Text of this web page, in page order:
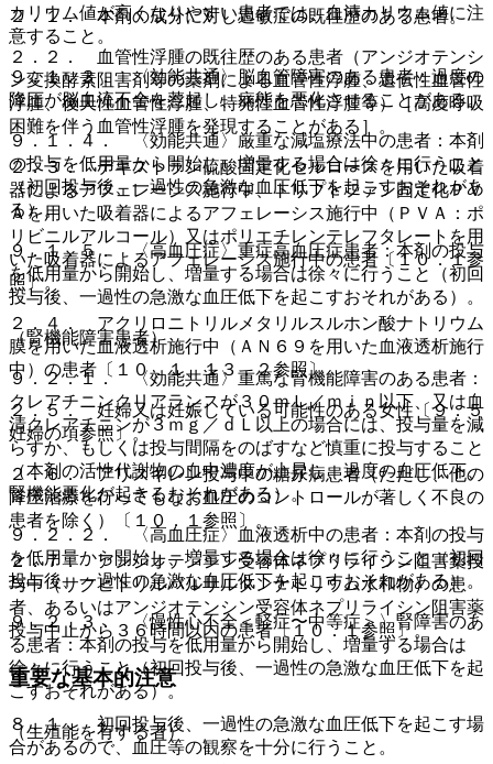
カリウム値が高くなりやすい患者では、血清カリウム値に注
意すること。
９．１．３． 〈効能共通〉脳血管障害のある患者：過度の
降圧が脳血流不全を惹起し、病態を悪化させることがある。
９．１．４． 〈効能共通〉厳重な減塩療法中の患者：本剤
の投与を低用量から開始し、増量する場合は徐々に行うこと
（初回投与後、一過性の急激な血圧低下を起こすおそれがあ
る）。
９．１．５． 〈高血圧症〉重症高血圧症患者：本剤の投与
を低用量から開始し、増量する場合は徐々に行うこと（初回
投与後、一過性の急激な血圧低下を起こすおそれがある）。
（腎機能障害患者）
９．２．１． 〈効能共通〉重篤な腎機能障害のある患者：
クレアチニンクリアランスが３０ｍＬ／ｍｉｎ以下、又は血
清クレアチニンが３ｍｇ／ｄＬ以上の場合には、投与量を減
らすか、もしくは投与間隔をのばすなど慎重に投与すること
（本剤の活性代謝物の血中濃度が上昇し、過度の血圧低下、
腎機能悪化が起きるおそれがある）。
９．２．２． 〈高血圧症〉血液透析中の患者：本剤の投与
を低用量から開始し、増量する場合は徐々に行うこと（初回
投与後、一過性の急激な血圧低下を起こすおそれがある）。
９．２．３． 〈慢性心不全＜軽症〜中等症＞〉腎障害のあ
る患者：本剤の投与を低用量から開始し、増量する場合は
徐々に行うこと（初回投与後、一過性の急激な血圧低下を起
こすおそれがある）。
（生殖能を有する者）
２．１． 本剤の成分に対し過敏症の既往歴のある患者。
２．２． 血管性浮腫の既往歴のある患者（アンジオテンシ
ン変換酵素阻害剤等の薬剤による血管性浮腫、遺伝性血管性
浮腫、後天性血管性浮腫、特発性血管性浮腫等）［高度呼吸
困難を伴う血管性浮腫を発現することがある］。
２．３． デキストラン硫酸固定化セルロースを用いた吸着
器によるアフェレーシス施行中、トリプトファン固定化ＰＶ
Ａを用いた吸着器によるアフェレーシス施行中（ＰＶＡ：ポ
リビニルアルコール）又はポリエチレンテレフタレートを用
いた吸着器によるアフェレーシス施行中の患者〔１０．１参
照〕。
２．４． アクリロニトリルメタリルスルホン酸ナトリウム
膜を用いた血液透析施行中（ＡＮ６９を用いた血液透析施行
中）の患者〔１０．１、１３．２参照〕。
２．５． 妊婦又は妊娠している可能性のある女性〔９．５
妊婦の項参照〕。
２．６． アリスキレン投与中の糖尿病患者（ただし、他の
降圧治療を行ってもなお血圧のコントロールが著しく不良の
患者を除く）〔１０．１参照〕。
２．７． アンジオテンシン受容体ネプリライシン阻害薬投
与中（サクビトリルバルサルタンナトリウム水和物）の患
者、あるいはアンジオテンシン受容体ネプリライシン阻害薬
投与中止から３６時間以内の患者〔１０．１参照〕。
重要な基本的注意
８．１． 初回投与後、一過性の急激な血圧低下を起こす場
合があるので、血圧等の観察を十分に行うこと。